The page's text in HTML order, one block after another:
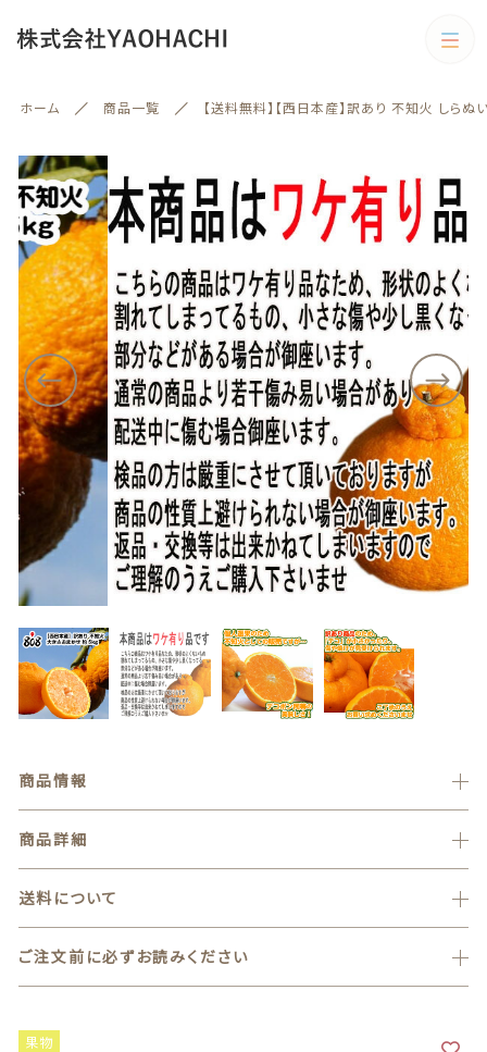
ホーム 商品一覧 【送料無料】【西日本産】訳あり 不知火 し
商品情報
商品詳細
送料について
ご注文前に必ずお読みください
果物
カートに商品を追加しました
さお任せ 約5kg(北海道沖縄別途送料加算)
お届け日時の指定
ギフトラッピング
メッセージカード
熨斗
数量
（税込）
ショッピングを続ける
カートを確認する
カテゴリー
野菜
果物 訳あり商品
カテゴリー一覧
情報セキュリティ基本方針
ランキング
セール商品
新着商品
野菜
予約商品
旬の商品
果物
訳あり商品
贈答用商品
絞り込み検索
親カテゴリー
子カテゴリー
価格帯
～
その他
在庫あり セール
並び順